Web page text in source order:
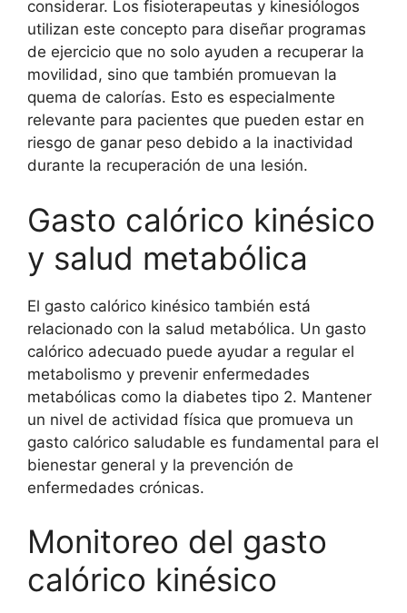
considerar. Los fisioterapeutas y kinesiólogos
utilizan este concepto para diseñar programas
de ejercicio que no solo ayuden a recuperar la
movilidad, sino que también promuevan la
quema de calorías. Esto es especialmente
relevante para pacientes que pueden estar en
riesgo de ganar peso debido a la inactividad
durante la recuperación de una lesión.
Gasto calórico kinésico
y salud metabólica
El gasto calórico kinésico también está
relacionado con la salud metabólica. Un gasto
calórico adecuado puede ayudar a regular el
metabolismo y prevenir enfermedades
metabólicas como la diabetes tipo 2. Mantener
un nivel de actividad física que promueva un
gasto calórico saludable es fundamental para el
bienestar general y la prevención de
enfermedades crónicas.
Monitoreo del gasto
calórico kinésico